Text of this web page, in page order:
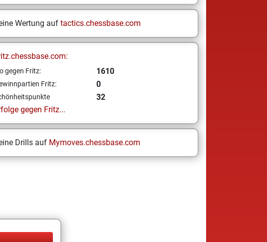
Wertung auf tactics.chessbase.com
gegen Fritz: 1610
Fritz: 0
32
gegen Fritz...
Drills auf Mymoves.chessbase.com